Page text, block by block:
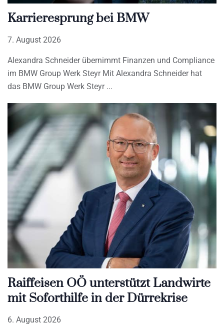
Karrieresprung bei BMW
7. August 2026
Alexandra Schneider übernimmt Finanzen und Compliance
im BMW Group Werk Steyr Mit Alexandra Schneider hat
das BMW Group Werk Steyr
Raiffeisen OÖ unterstützt Landwirte
mit Soforthilfe in der Dürrekrise
6. August 2026